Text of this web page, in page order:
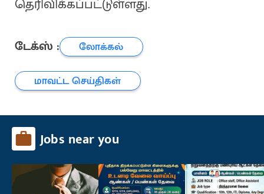
தெரிவிக்கப்பட்டுள்ளது.
டேக்ஸ் :
லோக்கல்
மாவட்ட செய்திகள்
Jobs near you